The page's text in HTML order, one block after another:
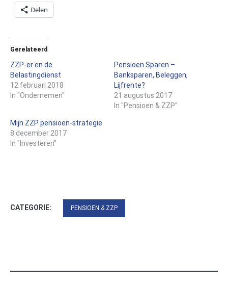
Delen
Gerelateerd
ZZP-er en de
Belastingdienst
12 februari 2018
In "Ondernemen"
Pensioen Sparen –
Banksparen, Beleggen,
Lijfrente?
21 augustus 2017
In "Pensioen & ZZP"
Mijn ZZP pensioen-strategie
8 december 2017
In "Investeren"
CATEGORIE: PENSIOEN & ZZP